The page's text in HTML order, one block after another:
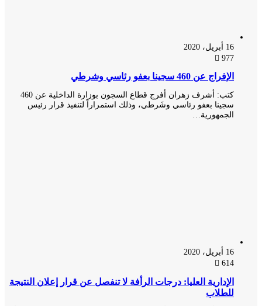
الإفراج عن 460 سجينا بعفو رئاسي وشرطي
كتب: أشرف زهران أفرج قطاع السجون بوزارة الداخلية عن 460
سجينا بعفو رئاسي وشَرطي، وذلك استمراراً لتنفيذ قرار رئيس
الجمهورية…
الإدارية العليا: درجات الرأفة لا تنفصل عن قرار إعلان النتيجة
للطلاب